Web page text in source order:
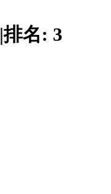
|排名: 3